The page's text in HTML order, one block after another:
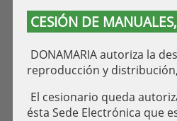
CESIÓN DE
DONAMARIA autoriza la
reproducción y
El cesionario queda
ésta Sede Electrónica que